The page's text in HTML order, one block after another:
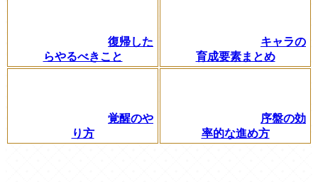
復帰した
らやるべきこと
キャラの
育成要素まとめ
覚醒のや
り方
序盤の効
率的な進め方